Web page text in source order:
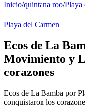
Inicio/quintana roo/Playa
Playa del Carmen
Ecos de La
Movimiento y
corazones
Ecos de La Bamba por
conquistaron los